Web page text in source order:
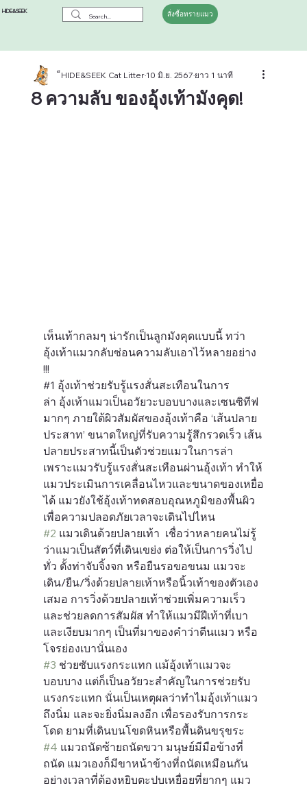
HIDE&SEEK สั่งซื้อทรายแมว
8 ความลับ ของอุ้งเท้ามังคุด!
็HIDE&SEEK Cat Litter10 มิ.ย. 2567ยาว 1 นาที
เห็นเท้ากลมๆ น่ารักเป็นลูกมังคุดแบบนี้ ทว่า
อุ้งเท้าแมวกลับซ่อนความลับเอาไว้หลายอย่าง
!!!
#1 อุ้งเท้าช่วยรับรู้แรงสั่นสะเทือนในการ
ล่า อุ้งเท้าแมวเป็นอวัยวะบอบบางและเซนซิทีฟ
มากๆ ภายใต้ผิวสัมผัสของอุ้งเท้าคือ ‘เส้นปลาย
ประสาท’ ขนาดใหญ่ที่รับความรู้สึกรวดเร็ว เส้น
ปลายประสาทนี้เป็นตัวช่วยแมวในการล่า
เพราะแมวรับรู้แรงสั่นสะเทือนผ่านอุ้งเท้า ทำให้
แมวประเมินการเคลื่อนไหวและขนาดของเหยื่อ
ได้ แมวยังใช้อุ้งเท้าทดสอบอุณหภูมิของพื้นผิว
เพื่อความปลอดภัยเวลาจะเดินไปไหน
#2 แมวเดินด้วยปลายเท้า เชื่อว่าหลายคนไม่รู้
ว่าแมวเป็นสัตว์ที่เดินเขย่ง ต่อให้เป็นการวิ่งไป
ทั่ว ตั้งท่าจับจิ้งจก หรือยืนรอขอขนม แมวจะ
เดิน/ยืน/วิ่งด้วยปลายเท้าหรือนิ้วเท้าของตัวเอง
เสมอ การวิ่งด้วยปลายเท้าช่วยเพิ่มความเร็ว
และช่วยลดการสัมผัส ทำให้แมวมีฝีเท้าที่เบา
และเงียบมากๆ เป็นที่มาของคำว่าตีนแมว หรือ
โจรย่องเบานั่นเอง
#3 ช่วยซับแรงกระแทก แม้อุ้งเท้าแมวจะ
บอบบาง แต่ก็เป็นอวัยวะสำคัญในการช่วยรับ
แรงกระแทก นั่นเป็นเหตุผลว่าทำไมอุ้งเท้าแมว
ถึงนิ่ม และจะยิ่งนิ่มลงอีก เพื่อรองรับการกระ
โดด ยามที่เดินบนโขดหินหรือพื้นดินขรุขระ
#4 แมวถนัดซ้ายถนัดขวา มนุษย์มีมือข้างที่
ถนัด แมวเองก็มีขาหน้าข้างที่ถนัดเหมือนกัน
อย่างเวลาที่ต้องหยิบตะปบเหยื่อยที่ยากๆ แมว